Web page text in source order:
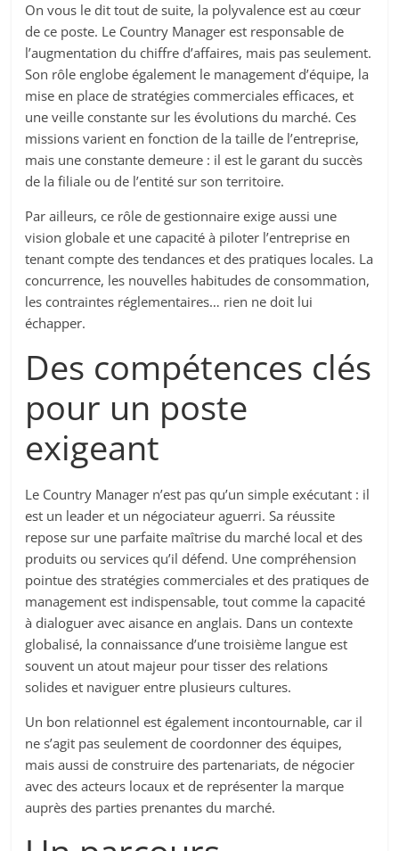
On vous le dit tout de suite, la polyvalence est au cœur
de ce poste. Le Country Manager est responsable de
l’augmentation du chiffre d’affaires, mais pas seulement.
Son rôle englobe également le management d’équipe, la
mise en place de stratégies commerciales efficaces, et
une veille constante sur les évolutions du marché. Ces
missions varient en fonction de la taille de l’entreprise,
mais une constante demeure : il est le garant du succès
de la filiale ou de l’entité sur son territoire.
Par ailleurs, ce rôle de gestionnaire exige aussi une
vision globale et une capacité à piloter l’entreprise en
tenant compte des tendances et des pratiques locales. La
concurrence, les nouvelles habitudes de consommation,
les contraintes réglementaires… rien ne doit lui
échapper.
Des compétences clés
pour un poste
exigeant
Le Country Manager n’est pas qu’un simple exécutant : il
est un leader et un négociateur aguerri. Sa réussite
repose sur une parfaite maîtrise du marché local et des
produits ou services qu’il défend. Une compréhension
pointue des stratégies commerciales et des pratiques de
management est indispensable, tout comme la capacité
à dialoguer avec aisance en anglais. Dans un contexte
globalisé, la connaissance d’une troisième langue est
souvent un atout majeur pour tisser des relations
solides et naviguer entre plusieurs cultures.
Un bon relationnel est également incontournable, car il
ne s’agit pas seulement de coordonner des équipes,
mais aussi de construire des partenariats, de négocier
avec des acteurs locaux et de représenter la marque
auprès des parties prenantes du marché.